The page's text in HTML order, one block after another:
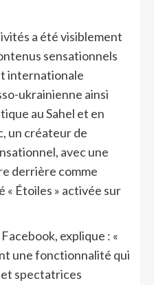
a été visiblement
sensationnels
internationale
ukrainienne ainsi
au Sahel et en
un créateur de
avec une
derrière comme
« Étoiles » activée sur
explique : «
une fonctionnalité qui
spectatrices